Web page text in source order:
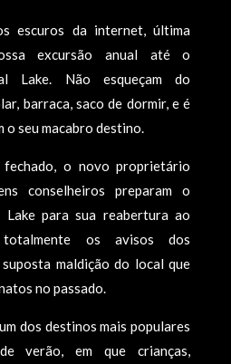
escuros da internet, última
excursão anual até o
Lake. Não esqueçam do
barraca, saco de dormir, e é
o seu macabro destino.
o novo proprietário
conselheiros preparam o
Lake para sua reabertura ao
totalmente os avisos dos
maldição do local que
no passado.
dos destinos mais populares
verão, em que crianças,